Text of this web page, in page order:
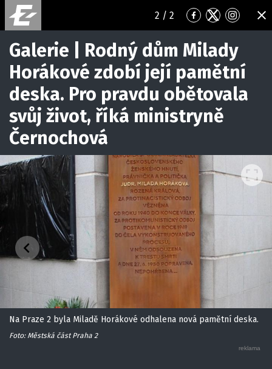
2 / 2
Přejít
na
Facebook
Přejít
na
Twitter
Přejít
na
Galerie | Rodný dům Milady
Horákové zdobí její pamětní
deska. Pro pravdu obětovala
svůj život, říká ministryně
Černochová
Na Praze 2 byla Miladě Horákové odhalena nová pamětní deska.
Foto: Městská část Praha 2
Předchozí